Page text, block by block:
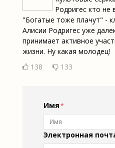
Родригес кто не
"Богатые тоже плачут" -
Алисии Родригес уже
принимает активное
жизни. Ну какая молодец!
138
133
Имя
Электронная